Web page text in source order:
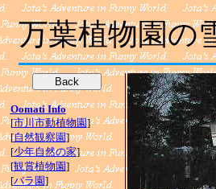
万葉植物園の
Oomati Info
[市川市動植物園]
[自然観察園]
[少年自然の家]
[観賞植物園]
[バラ園]